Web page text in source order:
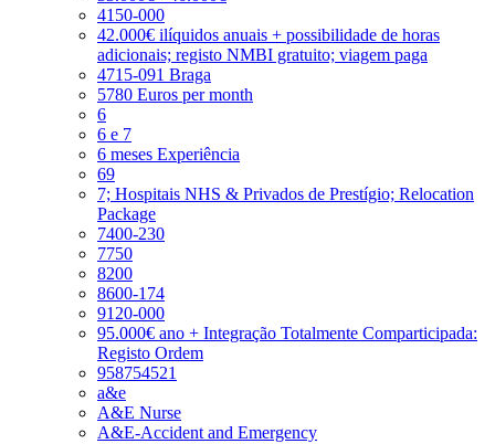
4150-000
42.000€ ilíquidos anuais + possibilidade de horas
adicionais; registo NMBI gratuito; viagem paga
4715-091 Braga
5780 Euros per month
6
6 e 7
6 meses Experiência
69
7; Hospitais NHS & Privados de Prestígio; Relocation
Package
7400-230
7750
8200
8600-174
9120-000
95.000€ ano + Integração Totalmente Comparticipada:
Registo Ordem
958754521
a&e
A&E Nurse
A&E-Accident and Emergency